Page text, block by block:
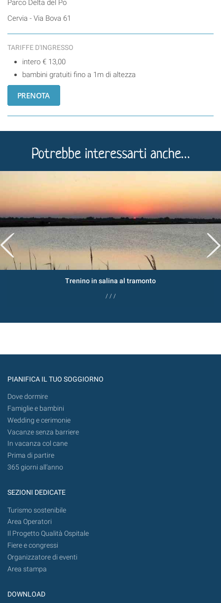
Parco Delta del Po
Cervia - Via Bova 61
TARIFFE D'INGRESSO
intero € 13,00
bambini gratuiti fino a 1m di altezza
Potrebbe interessarti anche…
Trenino in salina al tramonto
/ / /
PIANIFICA IL TUO SOGGIORNO
Dove dormire
Famiglie e bambini
Wedding e cerimonie
Vacanze senza barriere
In vacanza col cane
Prima di partire
365 giorni all’anno
SEZIONI DEDICATE
Turismo sostenibile
Area Operatori
Il Progetto Qualità Ospitale
Fiere e congressi
Organizzatore di eventi
Area stampa
DOWNLOAD